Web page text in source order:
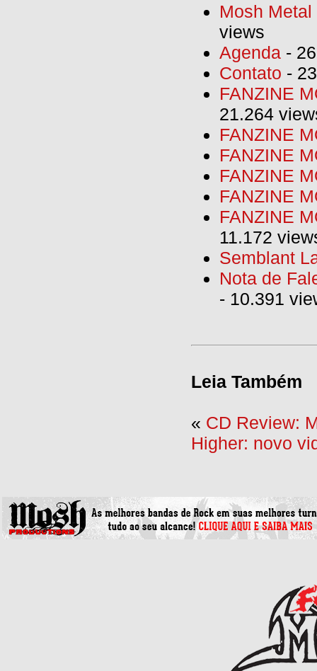
Mosh
views
Agenda -
Contato -
FANZINE
21.264
FANZINE
FANZINE
FANZINE
FANZINE
FANZINE
11.172
Semblant
Nota de
- 10.391
Leia Também
« CD Review:
Higher: novo